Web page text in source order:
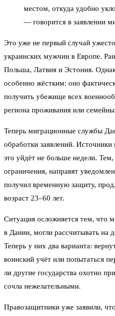
местом, откуда удобно
— говорится в заявлении
Это уже не первый случай
украинских мужчин в Европе.
Польша, Латвия и Эстония.
особенно жёстким: оно
получить убежище всех
региона проживания или
Теперь миграционные службы
обработки заявлений.
это уйдёт не больше недели.
ограничения, направят
получил временную защиту,
возраст 23–60 лет.
Ситуация осложняется тем, что
в Дании, могли рассчитывать на
Теперь у них два варианта:
воинский учёт или попытаться
ли другие государства охотно
сочла нежелательными.
Правозащитники уже заявили,